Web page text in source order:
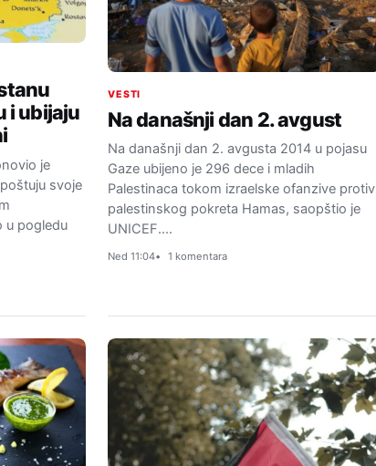
i ubijaju
je
svoje
u pogledu
VESTI
Na današnji dan 2. avgust
Na današnji dan 2. avgusta 2014 u pojasu
Gaze ubijeno je 296 dece i mladih
Palestinaca tokom izraelske ofanzive protiv
palestinskog pokreta Hamas, saopštio je
UNICEF.…
Ned 11:04 1 komentara